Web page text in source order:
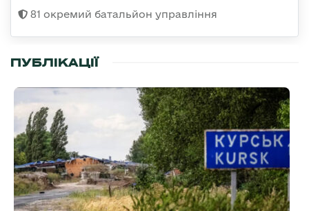
81 окремий батальйон управління
ПУБЛІКАЦІЇ